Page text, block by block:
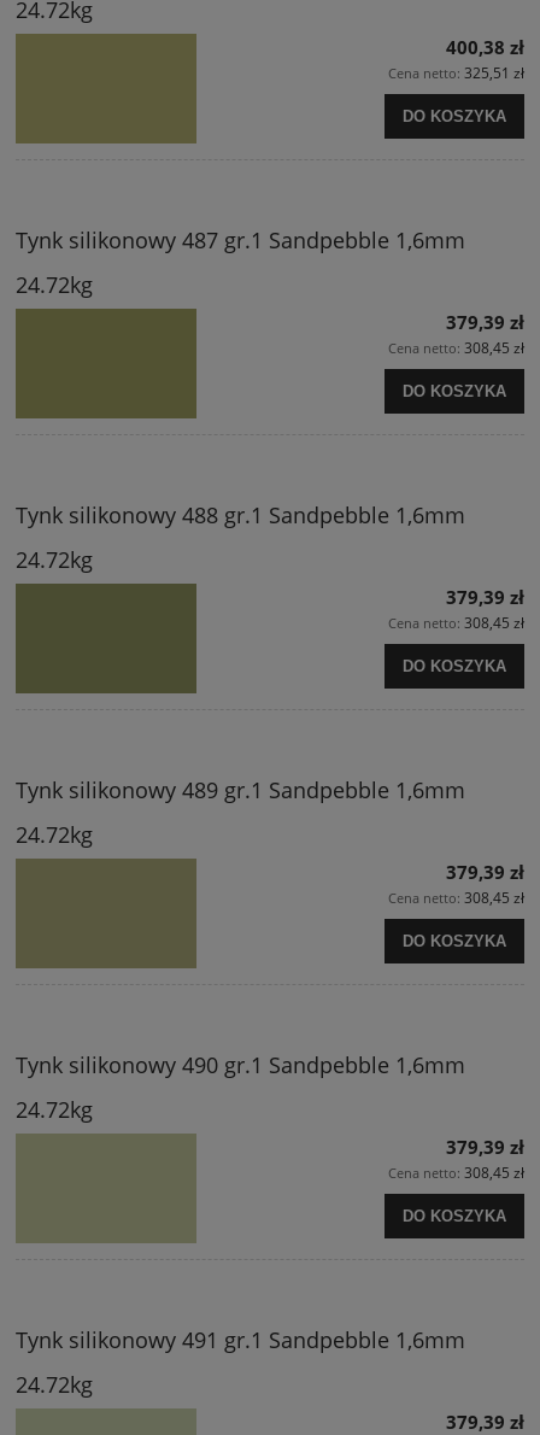
24.72kg
400,38 zł
Cena netto: 325,51 zł
DO KOSZYKA
Tynk silikonowy 487 gr.1 Sandpebble 1,6mm
24.72kg
379,39 zł
Cena netto: 308,45 zł
DO KOSZYKA
Tynk silikonowy 488 gr.1 Sandpebble 1,6mm
24.72kg
379,39 zł
Cena netto: 308,45 zł
DO KOSZYKA
Tynk silikonowy 489 gr.1 Sandpebble 1,6mm
24.72kg
379,39 zł
Cena netto: 308,45 zł
DO KOSZYKA
Tynk silikonowy 490 gr.1 Sandpebble 1,6mm
24.72kg
379,39 zł
Cena netto: 308,45 zł
DO KOSZYKA
Tynk silikonowy 491 gr.1 Sandpebble 1,6mm
24.72kg
379,39 zł